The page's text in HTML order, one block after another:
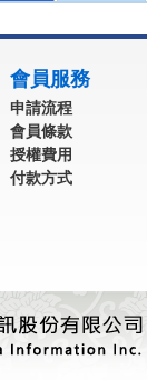
會員服務
申請流程
會員條款
授權費用
付款方式